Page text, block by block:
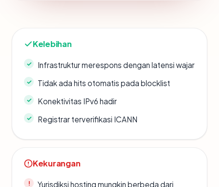
Kelebihan
Infrastruktur merespons dengan latensi wajar
Tidak ada hits otomatis pada blocklist
Konektivitas IPv6 hadir
Registrar terverifikasi ICANN
Kekurangan
Yurisdiksi hosting mungkin berbeda dari